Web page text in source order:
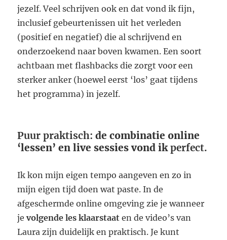
jezelf. Veel schrijven ook en dat vond ik fijn,
inclusief gebeurtenissen uit het verleden
(positief en negatief) die al schrijvend en
onderzoekend naar boven kwamen. Een soort
achtbaan met flashbacks die zorgt voor een
sterker anker (hoewel eerst ‘los’ gaat tijdens
het programma) in jezelf.
Puur praktisch: de combinatie online
‘lessen’ en live sessies vond ikperfect.
Ik kon mijn eigen tempo aangeven en zo in
mijn eigen tijd doen wat paste. In de
afgeschermde online omgeving zie je wanneer
jevolgende les klaarstaat en de video’s van
Laura zijn duidelijk en praktisch. Je kunt